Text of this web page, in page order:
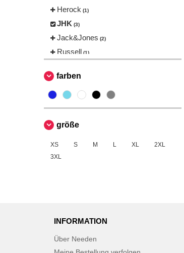
Herock (1)
JHK (3)
Jack&Jones (2)
Russell (1)
Tee Jays
VELILLA (4)
farben
größe
XS S M L XL
2XL
3XL
INFORMATION
Über Needen